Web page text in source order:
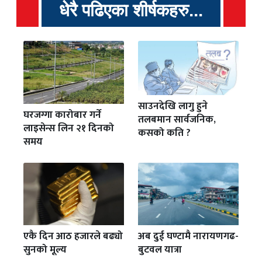
धेरै पढिएका शीर्षकहरु...
घरजग्गा कारोबार गर्ने
लाइसेन्स लिन २१ दिनको
समय
साउनदेखि लागु हुने
तलबमान सार्वजनिक,
कसको कति ?
एकै दिन आठ हजारले बढ्यो
सुनको मूल्य
अब दुई घण्टामै नारायणगढ-
बुटवल यात्रा